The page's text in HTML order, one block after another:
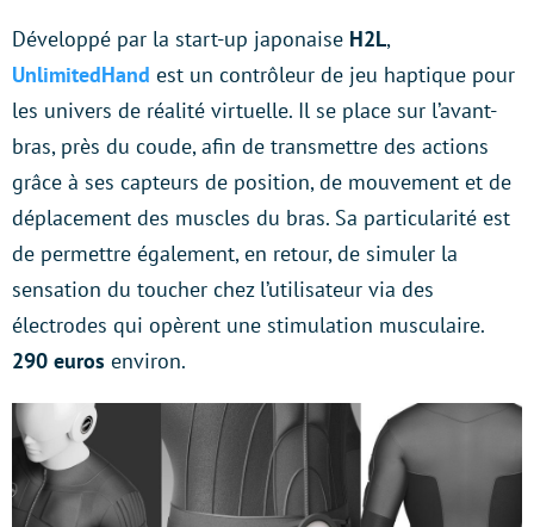
Développé par la start-up japonaise H2L,
UnlimitedHand est un contrôleur de jeu haptique pour
les univers de réalité virtuelle. Il se place sur l’avant-
bras, près du coude, afin de transmettre des actions
grâce à ses capteurs de position, de mouvement et de
déplacement des muscles du bras. Sa particularité est
de permettre également, en retour, de simuler la
sensation du toucher chez l’utilisateur via des
électrodes qui opèrent une stimulation musculaire.
290 euros environ.